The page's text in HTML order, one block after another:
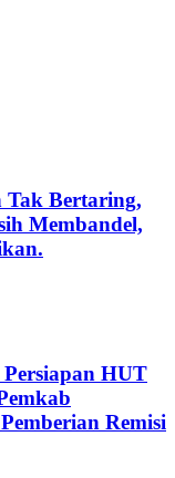
Tak Bertaring,
Membandel,
HUT
Remisi